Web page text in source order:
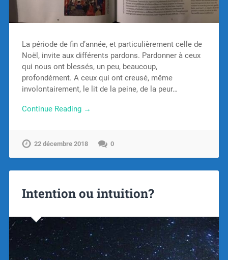
La période de fin d’année, et particulièrement celle de
Noël, invite aux différents pardons. Pardonner à ceux
qui nous ont blessés, un peu, beaucoup,
profondément. A ceux qui ont creusé, même
involontairement, le lit de la peine, de la peur…
Continue Reading →
22 décembre 2018 0
Intention ou intuition?